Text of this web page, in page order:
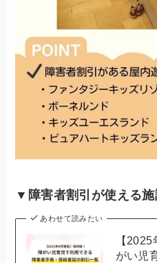
▼障害者割引が使える施
あわせて読みたい
【
がい児